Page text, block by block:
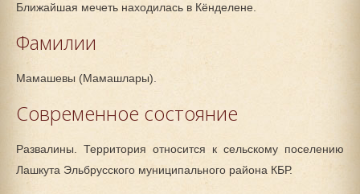
Ближайшая мечеть находилась в Кёнделене.
Фамилии
Мамашевы (Мамашлары).
Современное состояние
Развалины. Территория относится к сельскому поселению
Лашкута Эльбрусского муниципального района КБР.